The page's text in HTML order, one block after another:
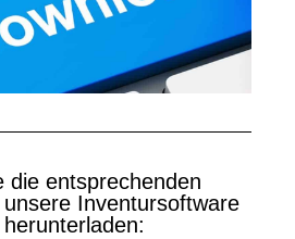
die entsprechenden
Inventursoftware